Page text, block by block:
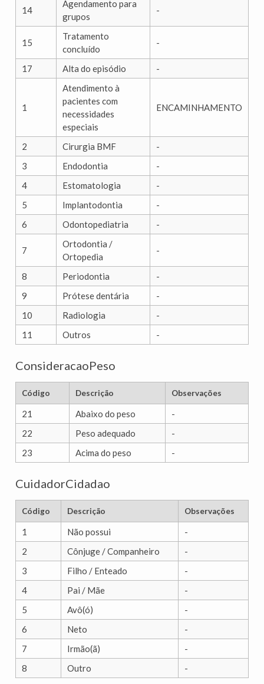
14
Agendamento para
grupos
-
15
Tratamento
concluído
-
17 Alta do episódio -
1
Atendimento à
pacientes com
necessidades
especiais
ENCAMINHAMENTO
2 Cirurgia BMF
-
3
Endodontia
-
4
Estomatologia
-
5
Implantodontia
-
6
Odontopediatria -
7
Ortodontia /
Ortopedia
-
8 Periodontia
-
9
Prótese dentária
-
10
Radiologia
-
11
Outros -
ConsideracaoPeso
Código Descrição Observações
21 Abaixo do peso
-
22
Peso adequado
-
23
Acima do peso -
CuidadorCidadao
Código Descrição Observações
1 Não possui
-
2
Cônjuge / Companheiro
-
3
Filho / Enteado
-
4
Pai / Mãe
-
5
Avô(ó)
-
6
Neto
-
7
Irmão(ã)
-
8
Outro -